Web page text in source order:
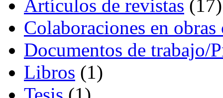
Artículos de revistas (17)
Colaboraciones en
Documentos de trabajo/
Libros (1)